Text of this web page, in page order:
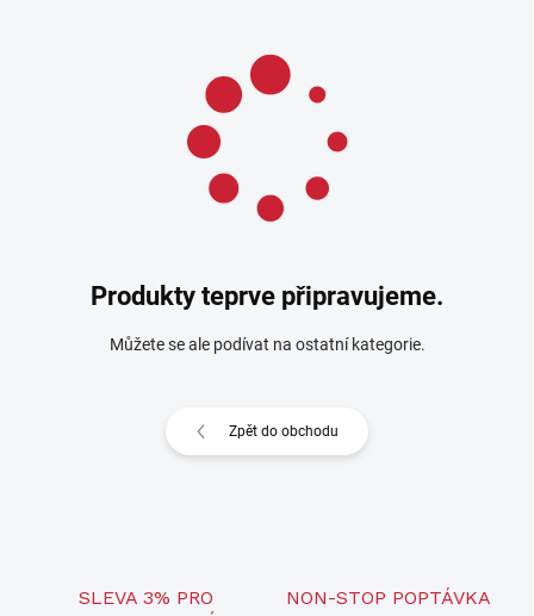
Produkty teprve připravujeme.
Můžete se ale podívat na ostatní kategorie.
Zpět do obchodu
SLEVA 3% PRO
NON-STOP POPTÁVKA